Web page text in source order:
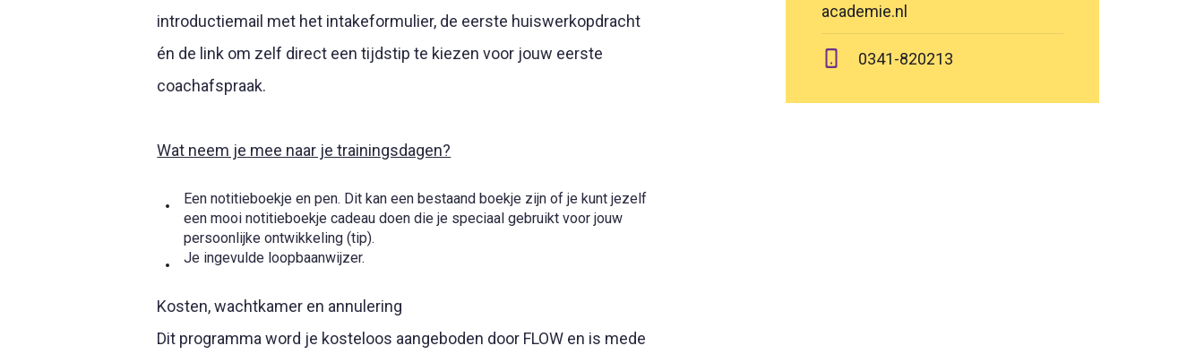
introductiemail met het intakeformulier, de eerste huiswerkopdracht
én de link om zelf direct een tijdstip te kiezen voor jouw eerste
coachafspraak.
Wat neem je mee naar je trainingsdagen?
Een notitieboekje en pen. Dit kan een bestaand boekje zijn of je kunt jezelf
een mooi notitieboekje cadeau doen die je speciaal gebruikt voor jouw
persoonlijke ontwikkeling (tip).
Je ingevulde loopbaanwijzer.
Kosten, wachtkamer en annulering
Dit programma word je kosteloos aangeboden door FLOW en is mede
academie.nl
0341-820213